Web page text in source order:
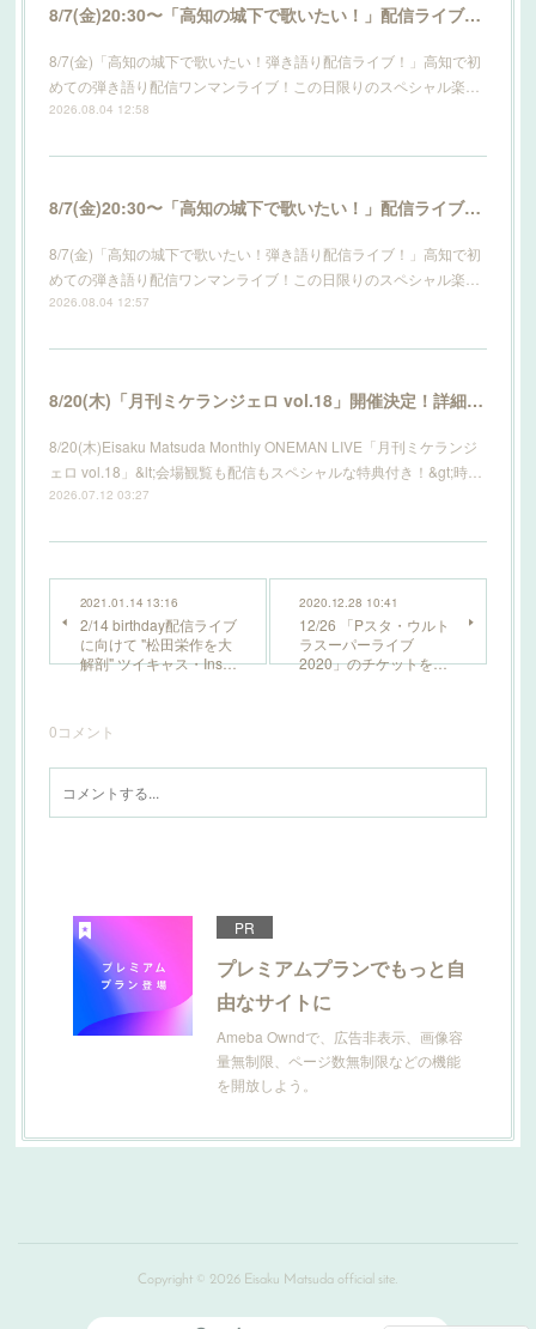
8/7(金)20:30〜「高知の城下で歌いたい！」配信ライブ開催！詳細はこちら！
8/7(金)「高知の城下で歌いたい！弾き語り配信ライブ！」高知で初
めての弾き語り配信ワンマンライブ！この日限りのスペシャル楽…
2026.08.04 12:58
8/7(金)20:30〜「高知の城下で歌いたい！」配信ライブ開催！詳細はこちら！
8/7(金)「高知の城下で歌いたい！弾き語り配信ライブ！」高知で初
めての弾き語り配信ワンマンライブ！この日限りのスペシャル楽…
2026.08.04 12:57
8/20(木)「月刊ミケランジェロ vol.18」開催決定！詳細はこちら！
8/20(木)Eisaku Matsuda Monthly ONEMAN LIVE「月刊ミケランジ
ェロ vol.18」&lt;会場観覧も配信もスペシャルな特典付き！&gt;時…
2026.07.12 03:27
2021.01.14 13:16
2/14 birthday配信ライブ
に向けて "松田栄作を大
解剖" ツイキャス・Ins…
2020.12.28 10:41
12/26 「Pスタ・ウルト
ラスーパーライブ
2020」のチケットを…
0コメント
PR
プレミアムプランでもっと自
由なサイトに
Ameba Owndで、広告非表示、画像容
量無制限、ページ数無制限などの機能
を開放しよう。
Copyright © 2026 Eisaku Matsuda official site.